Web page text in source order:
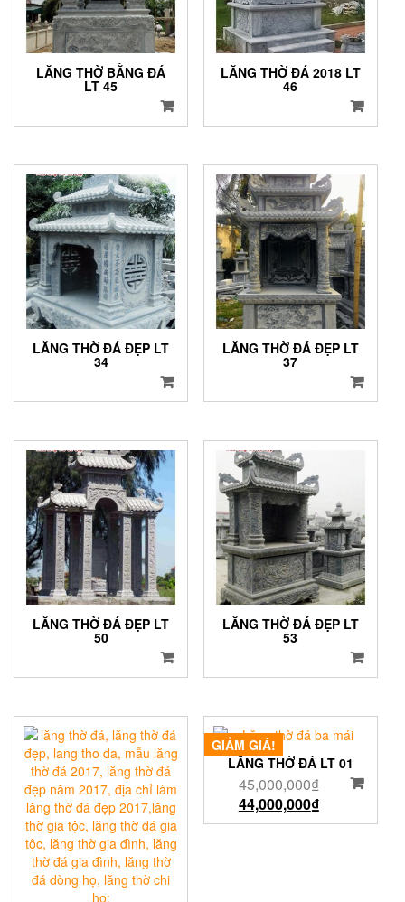
LĂNG THỜ BẰNG ĐÁ
LT 45
LĂNG THỜ ĐÁ 2018 LT
46
LĂNG THỜ ĐÁ ĐẸP LT
34
LĂNG THỜ ĐÁ ĐẸP LT
37
LĂNG THỜ ĐÁ ĐẸP LT
50
LĂNG THỜ ĐÁ ĐẸP LT
53
GIẢM GIÁ!
LĂNG THỜ ĐÁ LT 01
45,000,000₫
44,000,000₫